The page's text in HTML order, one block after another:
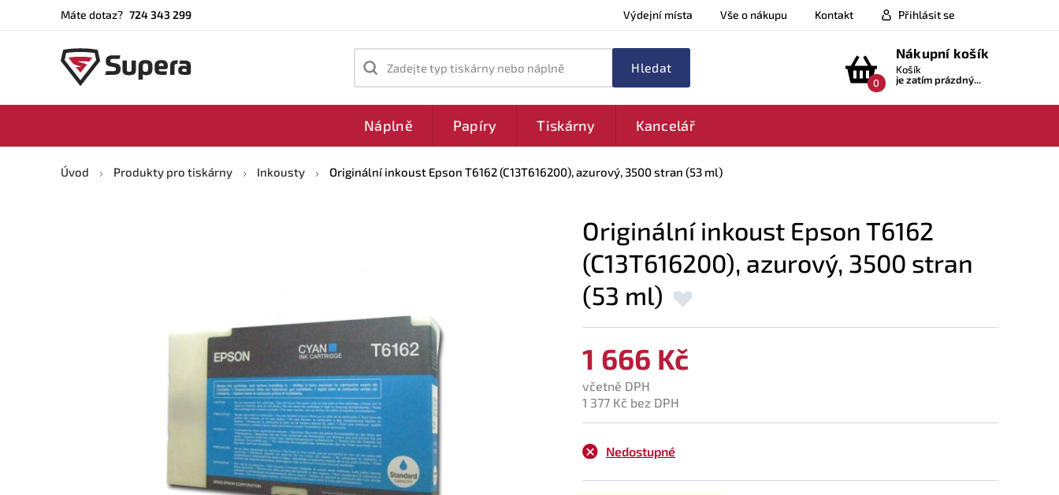
Máte dotaz? 724 343 299 Výdejní místa Vše o nákupu Kontakt Přihlásit se
Zadejte typ tiskárny nebo náplně
0
Nákupní košík
Košík
je zatím prázdný...
Náplně Papíry Tiskárny Kancelář
Úvod Produkty pro tiskárny Inkousty Originální inkoust Epson T6162 (C13T616200), azurový, 3500 stran (53 ml)
Originální inkoust Epson T6162
(C13T616200), azurový, 3500 stran
(53 ml)
1 666 Kč
včetně DPH
1 377 Kč bez DPH
Nedostupné